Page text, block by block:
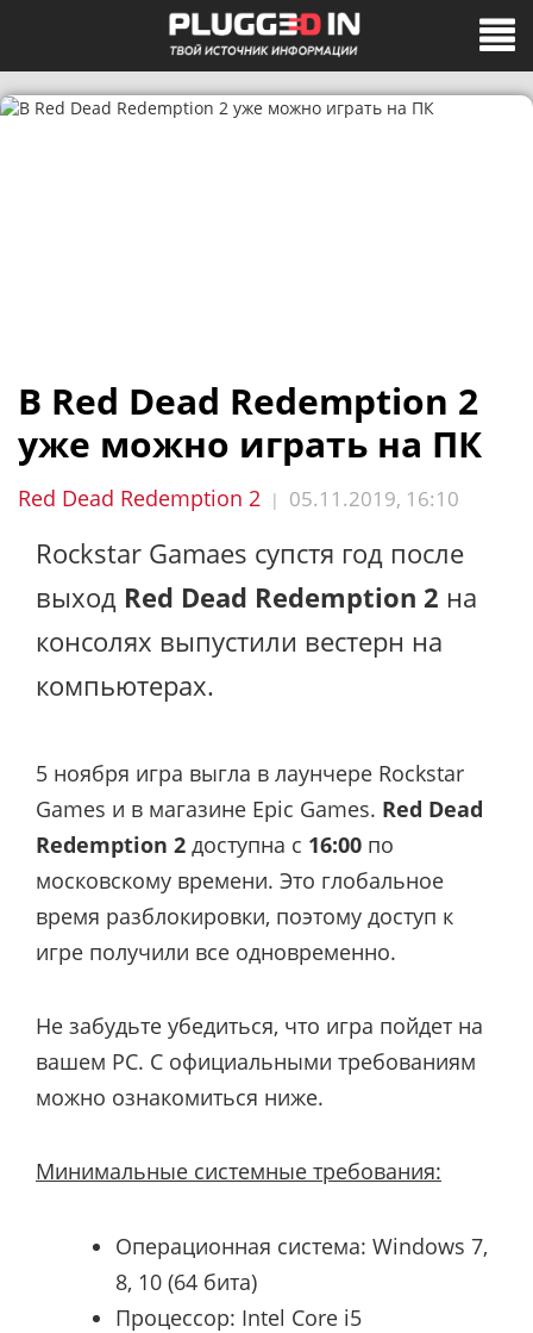
В Red Dead Redemption 2
уже можно играть на ПК
Red Dead Redemption 2 | 05.11.2019, 16:10
Rockstar Gamaes супстя год после
выход Red Dead Redemption 2 на
консолях выпустили вестерн на
компьютерах.
5 ноября игра выгла в лаунчере Rockstar
Games и в магазине Epic Games. Red Dead
Redemption 2 доступна с 16:00 по
московскому времени. Это глобальное
время разблокировки, поэтому доступ к
игре получили все одновременно.
Не забудьте убедиться, что игра пойдет на
вашем PC. С официальными требованиям
можно ознакомиться ниже.
Минимальные системные требования:
Операционная система: Windows 7,
8, 10 (64 бита)
Процессор: Intel Core i5